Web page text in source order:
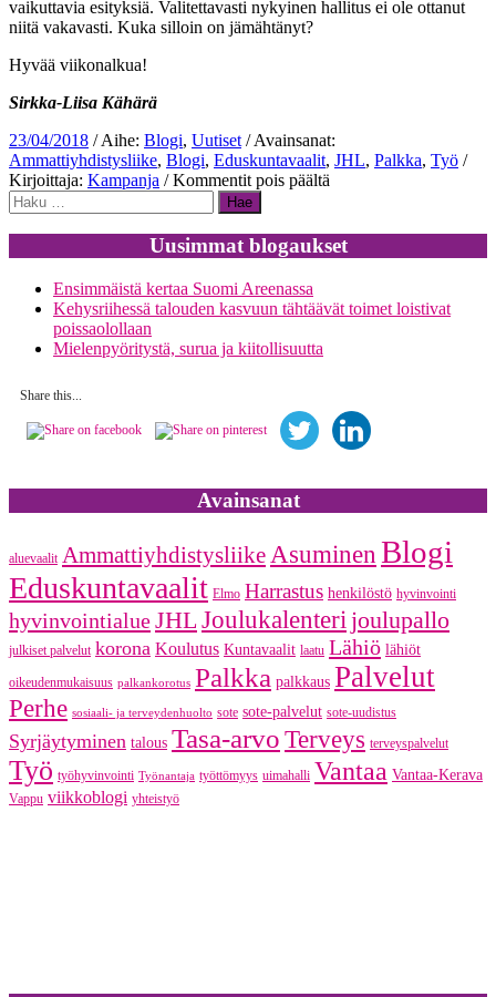
vaikuttavia esityksiä. Valitettavasti nykyinen hallitus ei ole ottanut
niitä vakavasti. Kuka silloin on jämähtänyt?
Hyvää viikonalkua!
Sirkka-Liisa Kähärä
23/04/2018 / Aihe: Blogi, Uutiset / Avainsanat:
Ammattiyhdistysliike, Blogi, Eduskuntavaalit, JHL, Palkka, Työ /
Kirjoittaja: Kampanja /Kommentit pois päältä
jäsentensä
tulevaisuutta
Haku:
Uusimmat blogaukset
Ensimmäistä kertaa Suomi Areenassa
Kehysriihessä talouden kasvuun tähtäävät toimet loistivat
poissaolollaan
Mielenpyöritystä, surua ja kiitollisuutta
Share this...
Avainsanat
aluevaalit Ammattiyhdistysliike Asuminen Blogi
Eduskuntavaalit Elmo Harrastus henkilöstö hyvinvointi
hyvinvointialueJHLJoulukalenteri joulupallo
julkiset palvelut korona Koulutus Kuntavaalit laatu Lähiö lähiöt
oikeudenmukaisuus palkankorotus Palkka palkkaus Palvelut
Perhe sosiaali- ja terveydenhuolto sote sote-palvelut sote-uudistus
Syrjäytyminen talous Tasa-arvo Terveys terveyspalvelut
Työ työhyvinvointi Työnantaja työttömyys uimahalli Vantaa Vantaa-Kerava
Vappu viikkoblogi yhteistyö